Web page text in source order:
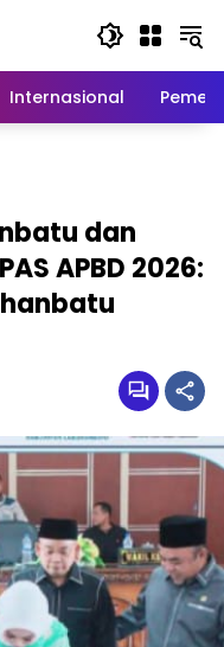
Internasional
dan
APBD 2026: